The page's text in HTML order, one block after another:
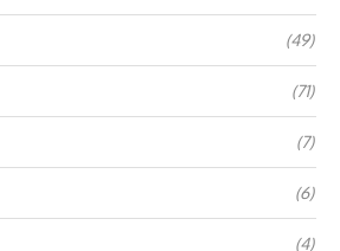
(49)
(71)
(7)
(6)
(4)